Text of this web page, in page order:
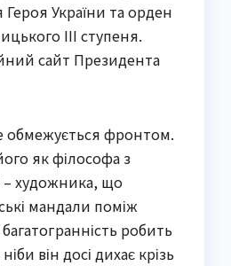
Героя України та орден
III ступеня.
сайт Президента
обмежується фронтом.
як філософа з
– художника, що
мандали поміж
робить
він досі дихає крізь